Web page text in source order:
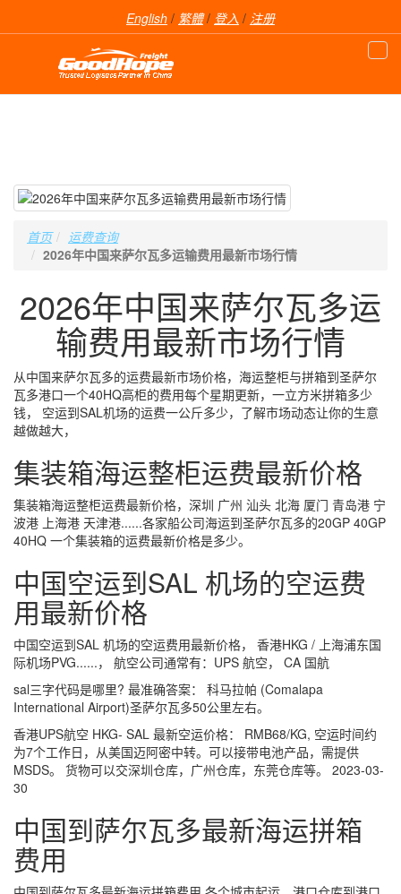
English / 繁體/ 登入 / 注册
首页
运费查询
2026年中国来萨尔瓦多运输费用最新市场行情
2026年中国来萨尔瓦多运
输费用最新市场行情
从中国来萨尔瓦多的运费最新市场价格，海运整柜与拼箱到圣萨尔
瓦多港口一个40HQ高柜的费用每个星期更新，一立方米拼箱多少
钱， 空运到SAL机场的运费一公斤多少，了解市场动态让你的生意
越做越大，
集装箱海运整柜运费最新价格
集装箱海运整柜运费最新价格，深圳 广州 汕头 北海 厦门 青岛港 宁
波港 上海港 天津港......各家船公司海运到圣萨尔瓦多的20GP 40GP
40HQ 一个集装箱的运费最新价格是多少。
中国空运到SAL 机场的空运费
用最新价格
中国空运到SAL 机场的空运费用最新价格， 香港HKG / 上海浦东国
际机场PVG......， 航空公司通常有：UPS 航空， CA 国航
sal三字代码是哪里? 最准确答案： 科马拉帕 (Comalapa
International Airport)圣萨尔瓦多50公里左右。
香港UPS航空 HKG- SAL 最新空运价格： RMB68/KG, 空运时间约
为7个工作日，从美国迈阿密中转。可以接带电池产品，需提供
MSDS。 货物可以交深圳仓库，广州仓库，东莞仓库等。 2023-03-
30
中国到萨尔瓦多最新海运拼箱
费用